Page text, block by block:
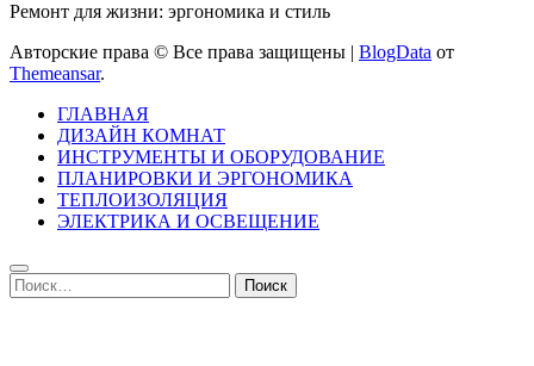
Ремонт для жизни: эргономика и стиль
Авторские права © Все права защищены | BlogData от
Themeansar.
ГЛАВНАЯ
ДИЗАЙН КОМНАТ
ИНСТРУМЕНТЫ И ОБОРУДОВАНИЕ
ПЛАНИРОВКИ И ЭРГОНОМИКА
ТЕПЛОИЗОЛЯЦИЯ
ЭЛЕКТРИКА И ОСВЕЩЕНИЕ
Найти: